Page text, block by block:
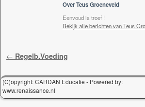
Over Teus Groeneveld
Eenvoud is troef !
Bekijk alle berichten van Teus
Berichtnavigatie
← Regelb.Voeding
(C)opyright: CARDAN Educatie - Powered by:
www.renaissance.nl